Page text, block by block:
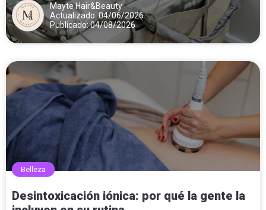
Mayte Hair&Beauty
Actualizado: 04/06/2026
Publicado: 04/08/2026
Belleza
Desintoxicación iónica: por qué la gente la